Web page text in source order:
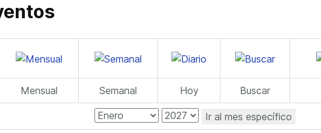
Mensual Semanal Hoy Buscar
Ir al mes específico